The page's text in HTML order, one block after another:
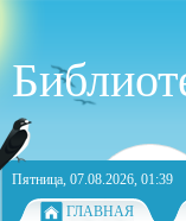
Пятница, 07.08.2026, 01:39
ГЛАВНАЯ